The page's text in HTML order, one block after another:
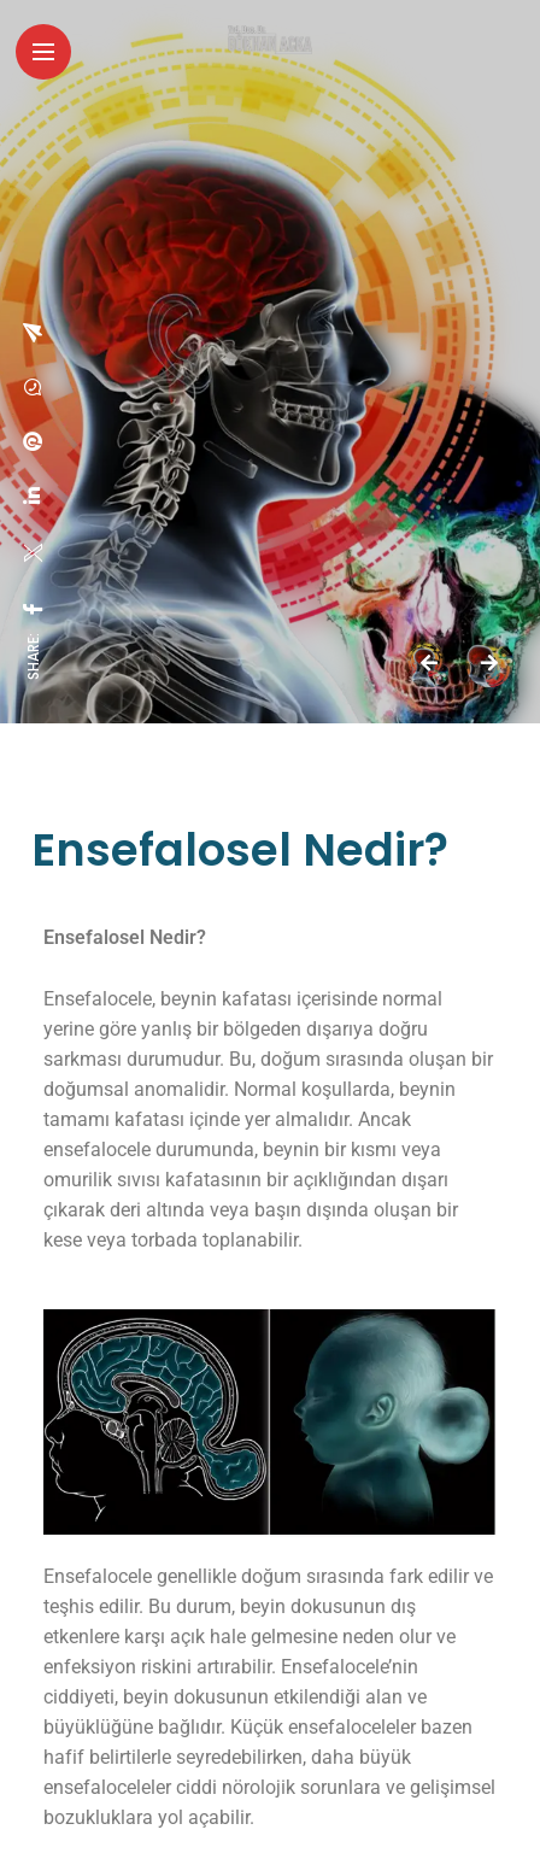
SHARE:
Ensefalosel Nedir?
Ensefalosel Nedir?
Ensefalocele, beynin kafatası içerisinde normal
yerine göre yanlış bir bölgeden dışarıya doğru
sarkması durumudur. Bu, doğum sırasında oluşan bir
doğumsal anomalidir. Normal koşullarda, beynin
tamamı kafatası içinde yer almalıdır. Ancak
ensefalocele durumunda, beynin bir kısmı veya
omurilik sıvısı kafatasının bir açıklığından dışarı
çıkarak deri altında veya başın dışında oluşan bir
kese veya torbada toplanabilir.
Ensefalocele genellikle doğum sırasında fark edilir ve
teşhis edilir. Bu durum, beyin dokusunun dış
etkenlere karşı açık hale gelmesine neden olur ve
enfeksiyon riskini artırabilir. Ensefalocele’nin
ciddiyeti, beyin dokusunun etkilendiği alan ve
büyüklüğüne bağlıdır. Küçük ensefaloceleler bazen
hafif belirtilerle seyredebilirken, daha büyük
ensefaloceleler ciddi nörolojik sorunlara ve gelişimsel
bozukluklara yol açabilir.